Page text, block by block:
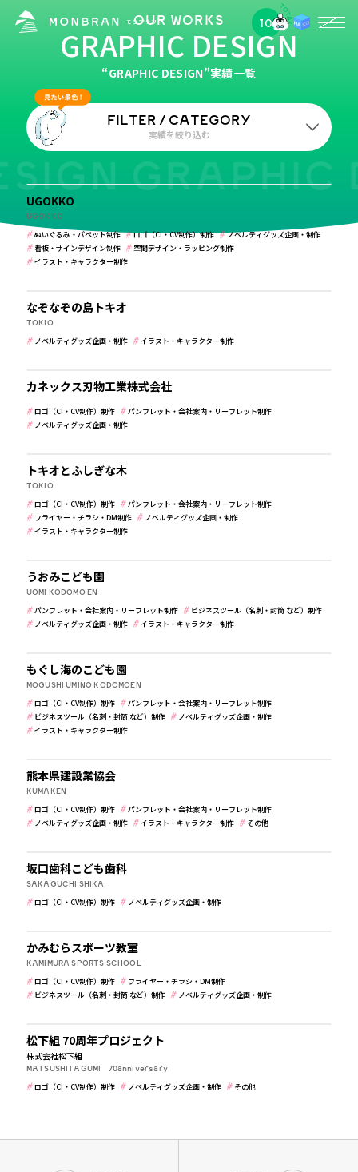
CATEGORY
ノベルティグッズ企画・制作
OUR WORKS
GRAPHIC DESIGN
10
“GRAPHIC DESIGN”実績一覧
FILTER / CATEGORY
実績を絞り込む
業種
すべて
病院・クリニック・医療 介護・福祉 食品・飲食
メーカー・製造業
ジャンル
ロゴ（CI・CV制作）制作
フライヤー・チラシ・DM制作
パッケージデザイン制作
ビジネスツール（名刺・封筒 など）制作
空間デザイン・ラッピング制作
イラスト・キャラクター制作
その他
GRAPHIC
学校・保育・教育
UGOKKO
UGOKKO
ぬいぐるみ・パペット制作 ロゴ（CI・CV制作）制作
ノベルティグッズ企画・制作
看板・サインデザイン制作
空間デザイン・ラッピング制作
イラスト・キャラクター制作
なぞなぞの島トキオ
TOKIO
ノベルティグッズ企画・制作
イラスト・キャラクター制作
カネックス刃物工業株式会社
ロゴ（CI・CV制作）制作
パンフレット・会社案内・リーフレット制作
ノベルティグッズ企画・制作
トキオとふしぎな木
TOKIO
ロゴ（CI・CV制作）制作
パンフレット・会社案内・リーフレット制作
フライヤー・チラシ・DM制作
ノベルティグッズ企画・制作
イラスト・キャラクター制作
うおみこども園
UOMI KODOMO EN
パンフレット・会社案内・リーフレット制作
ビジネスツール（名刺・封筒 など）制作
ノベルティグッズ企画・制作
イラスト・キャラクター制作
もぐし海のこども園
MOGUSHI UMINO KODOMOEN
ロゴ（CI・CV制作）制作
パンフレット・会社案内・リーフレット制作
ビジネスツール（名刺・封筒 など）制作
ノベルティグッズ企画・制作
イラスト・キャラクター制作
熊本県建設業協会
KUMAKEN
ロゴ（CI・CV制作）制作
パンフレット・会社案内・リーフレット制作
ノベルティグッズ企画・制作
イラスト・キャラクター制作
その他
坂口歯科こども歯科
SAKAGUCHI SHIKA
ロゴ（CI・CV制作）制作
ノベルティグッズ企画・制作
かみむらスポーツ教室
KAMIMURA SPORTS SCHOOL
ロゴ（CI・CV制作）制作
フライヤー・チラシ・DM制作
ビジネスツール（名刺・封筒 など）制作
ノベルティグッズ企画・制作
松下組 70周年プロジェクト
株式会社松下組
MATSUSHITAGUMI 70anniversary
ロゴ（CI・CV制作）制作 ノベルティグッズ企画・制作 その他